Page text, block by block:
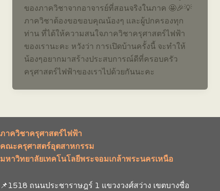
ของภาควิชาจากอาจารย์ที่สอนจริงในภาค 🤩🎉💡
ภาควิชาต้องขอขอบคุณน้องๆ และผู้ปกครองทุก
ท่าน ที่ได้ให้ความสนใจภาควิชาครุศาสตร์ไฟฟ้า
ของเรานะคะ หวังว่า การเปิดบ้านครั้งนี้ จะทำให้
น้องๆอยากมาสร้างประสบการณ์ดีที่ครอบครัว
ครุศาสตร์ไฟฟ้าของเราไปด้วยกันนะคะ
ภาควิชาครุศาสตร์ไฟฟ้า
คณะครุศาสตร์อุตสาหกรรม
มหาวิทยาลัยเทคโนโลยีพระจอมเกล้าพระนครเหนือ
📌1518 ถนนประชาราษฎร์ 1 แขวงวงศ์สว่าง เขตบางซื่อ